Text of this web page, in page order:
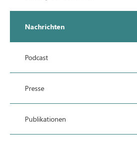
Nachrichten
Podcast
Presse
Publikationen